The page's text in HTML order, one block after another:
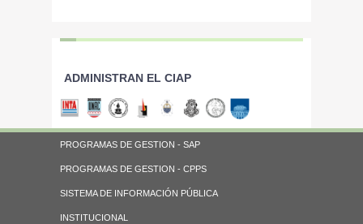
ADMINISTRAN EL CIAP
PROGRAMAS DE GESTION - SAP
PROGRAMAS DE GESTION - CPPS
SISTEMA DE INFORMACIÓN PÚBLICA
INSTITUCIONAL